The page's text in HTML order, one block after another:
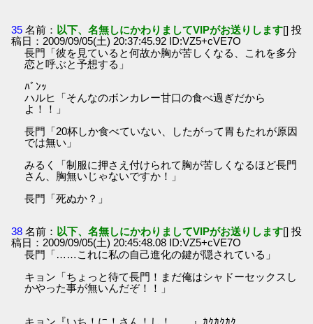
35 名前： 以下、名無しにかわりましてVIPがお送りします[] 投
稿日：2009/09/05(土) 20:37:45.92 ID:VZ5+cVE7O
長門「彼を見ていると何故か胸が苦しくなる、これを多分
恋と呼ぶと予想する」
ﾊﾞﾝｯ
ハルヒ「そんなのボンカレー甘口の食べ過ぎだから
よ！！」
長門「20杯しか食べていない、したがって胃もたれが原因
では無い」
みるく「制服に押さえ付けられて胸が苦しくなるほど長門
さん、胸無いじゃないですか！」
長門「死ぬか？」
38 名前： 以下、名無しにかわりましてVIPがお送りします[] 投
稿日：2009/09/05(土) 20:45:48.08 ID:VZ5+cVE7O
長門「……これに私の自己進化の鍵が隠されている」
キョン「ちょっと待て長門！まだ俺はシャドーセックスし
かやった事が無いんだぞ！！」